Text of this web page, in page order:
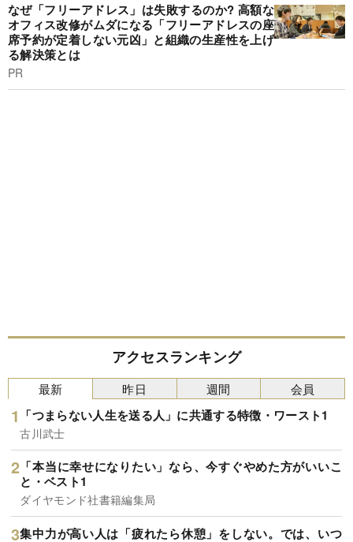
なぜ「フリーアドレス」は失敗するのか? 高額な
オフィス改修がムダになる「フリーアドレスの座
席予約が定着しない元凶」と組織の生産性を上げ
る解決策とは
PR
アクセスランキング
最新
「つまらない人生を送る人」に共通する特徴・ワースト1
古川武士
「本当に幸せになりたい」なら、今すぐやめた方がいいこ
と・ベスト1
ダイヤモンド社書籍編集局
集中力が高い人は「疲れたら休憩」をしない。では、いつ
昨日 週間 会員